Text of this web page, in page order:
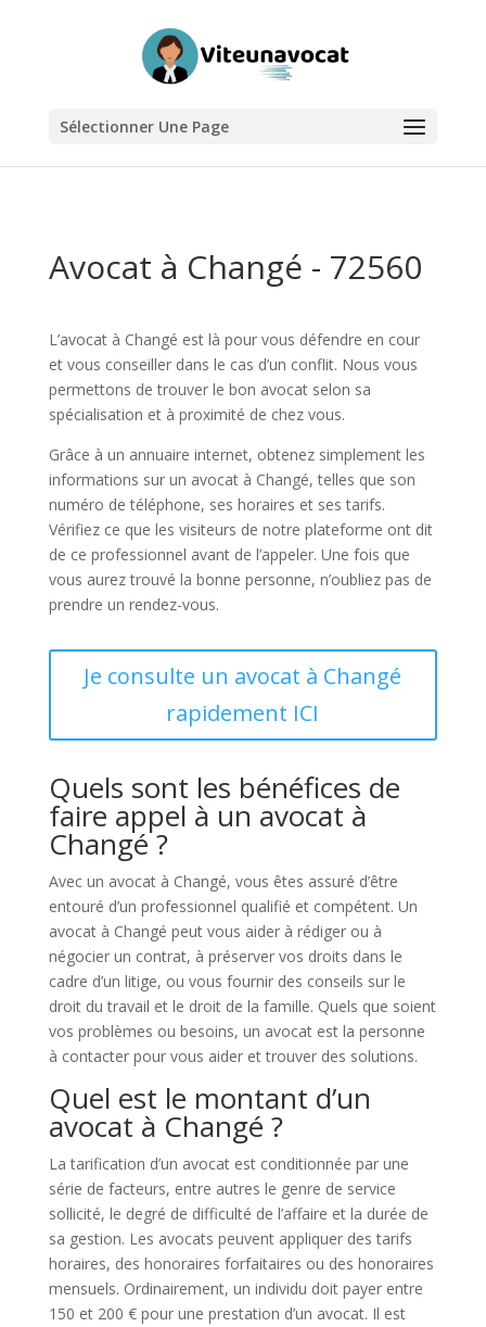
Sélectionner Une Page
Avocat à Changé - 72560
L’avocat à Changé est là pour vous défendre en cour
et vous conseiller dans le cas d’un conflit. Nous vous
permettons de trouver le bon avocat selon sa
spécialisation et à proximité de chez vous.
Grâce à un annuaire internet, obtenez simplement les
informations sur un avocat à Changé, telles que son
numéro de téléphone, ses horaires et ses tarifs.
Vérifiez ce que les visiteurs de notre plateforme ont dit
de ce professionnel avant de l’appeler. Une fois que
vous aurez trouvé la bonne personne, n’oubliez pas de
prendre un rendez-vous.
Je consulte un avocat à Changé
rapidement ICI
Quels sont les bénéfices de
faire appel à un avocat à
Changé ?
Avec un avocat à Changé, vous êtes assuré d’être
entouré d’un professionnel qualifié et compétent. Un
avocat à Changé peut vous aider à rédiger ou à
négocier un contrat, à préserver vos droits dans le
cadre d’un litige, ou vous fournir des conseils sur le
droit du travail et le droit de la famille. Quels que soient
vos problèmes ou besoins, un avocat est la personne
à contacter pour vous aider et trouver des solutions.
Quel est le montant d’un
avocat à Changé ?
La tarification d’un avocat est conditionnée par une
série de facteurs, entre autres le genre de service
sollicité, le degré de difficulté de l’affaire et la durée de
sa gestion. Les avocats peuvent appliquer des tarifs
horaires, des honoraires forfaitaires ou des honoraires
mensuels. Ordinairement, un individu doit payer entre
150 et 200 € pour une prestation d’un avocat. Il est